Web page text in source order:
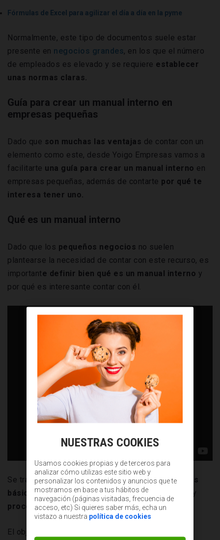
Fórmulas de Excel para agilizar el día a día en la pyme
Normalmente, este tipo de documentos suele estar
presente en negocios grandes, en los que el número
de empleados es elevado y se requiere establecer
unas normas claras.
Guía para crear un manual interno en
empresas pequeñas
Dado que son muchas las ventajas de contar con un
elemento como este, desde Yoigo Empresas vamos a
facilitarte una guía para crear un manual interno en
empresas pequeñas, además de contarte por qué te
interesa tener uno.
Qué es un manual interno
Dado que los pequeños negocios no suelen
plantearse la necesidad de contar con este recurso, es
importante definir bien qué es un manual interno y
por qué es interesante contar con él.
Se trata de undocumento que recoge las normas
básicas de la empresa, sus valores, expectativas y
procedimientos internos de una empresa.
El objetivo principal es el de
NUESTRAS COOKIES
Usamos cookies propias y de terceros para
analizar cómo utilizas este sitio web y
personalizar los contenidos y anuncios que te
mostramos en base a tus hábitos de
navegación (páginas visitadas, frecuencia de
acceso, etc) Si quieres saber más, echa un
vistazo a nuestra política de cookies